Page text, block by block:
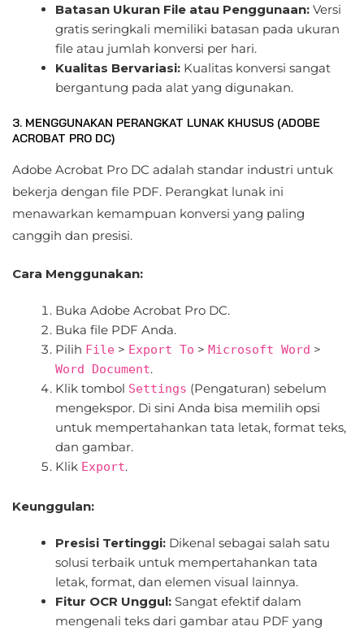
Batasan Ukuran File atau Penggunaan: Versi
gratis seringkali memiliki batasan pada ukuran
file atau jumlah konversi per hari.
Kualitas Bervariasi: Kualitas konversi sangat
bergantung pada alat yang digunakan.
3. MENGGUNAKAN PERANGKAT LUNAK KHUSUS (ADOBE
ACROBAT PRO DC)
Adobe Acrobat Pro DC adalah standar industri untuk
bekerja dengan file PDF. Perangkat lunak ini
menawarkan kemampuan konversi yang paling
canggih dan presisi.
Cara Menggunakan:
Buka Adobe Acrobat Pro DC.
Buka file PDF Anda.
Pilih File > Export To >Microsoft Word >
Word Document.
Klik tombol Settings (Pengaturan) sebelum
mengekspor. Di sini Anda bisa memilih opsi
untuk mempertahankan tata letak, format teks,
dan gambar.
Klik Export.
Keunggulan:
Presisi Tertinggi: Dikenal sebagai salah satu
solusi terbaik untuk mempertahankan tata
letak, format, dan elemen visual lainnya.
Fitur OCR Unggul: Sangat efektif dalam
mengenali teks dari gambar atau PDF yang